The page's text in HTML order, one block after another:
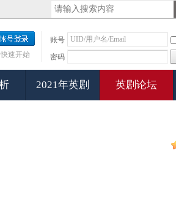
账号
密码
速开始
2021年英剧 英剧论坛